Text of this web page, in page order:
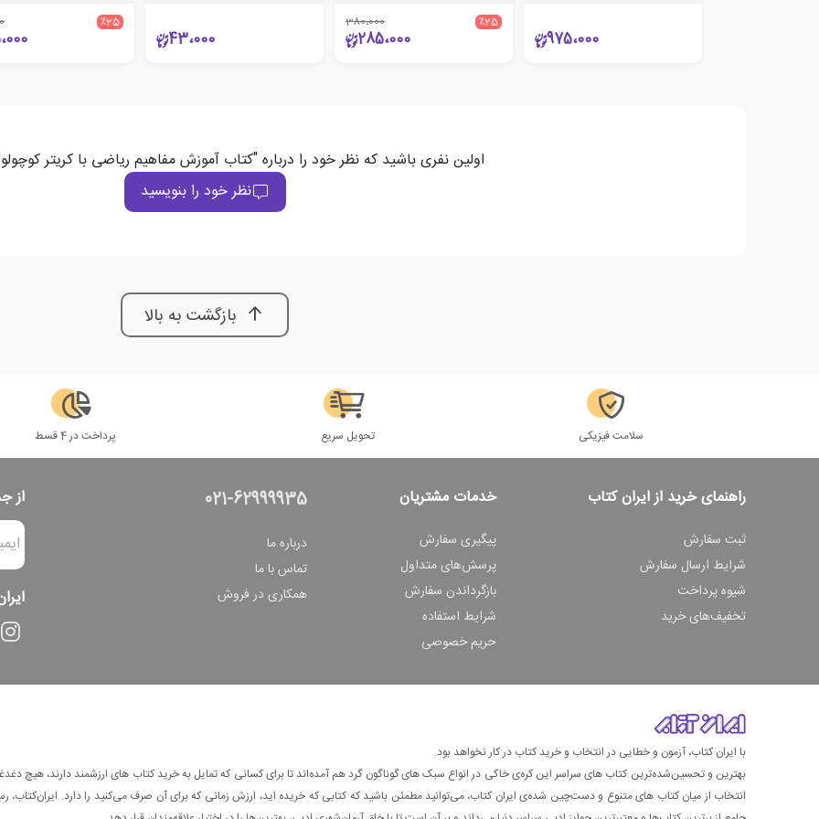
975،000
٪25 380،000
285،000 43،000
٪25
اولین نفری باشید که نظر خود را درباره "کتاب آموزش مفاهیم ریاضی با کریتر
نظر خود را بنویسید
بازگشت به بالا
سلامت فیزیکی تحویل سریع پرداخت در 4 قسط
راهنمای خرید از ایران کتاب
ثبت سفارش
شرایط ارسال سفارش
شیوه پرداخت
تخفیف‌های خرید
خدمات مشتریان
پیگیری سفارش
پرسش‌های متداول
بازگرداندن سفارش
شرایط استفاده
حریم خصوصی
021-62999935
درباره ما
تماس با ما
همکاری در فروش
از
با ایران کتاب، آزمون و خطایی در انتخاب و خرید کتاب در کار نخواهد بود.
بهترین و تحسین‌شده‌ترین کتاب‌ های سراسر این کره‌ی خاکی در انواع سبک های گوناگون گرد هم آمده‌اند تا برای کسانی که تمایل به خرید کتاب های ارزشمند دارند، هیچ
انتخاب از میان کتاب های متنوع و دست‌چین شده‌ی ایران کتاب، می‌توانید مطمئن باشید که کتابی که خریده اید، ارزش زمانی که برای آن صرف می‌کنید را دارد. ایران‌کتاب،